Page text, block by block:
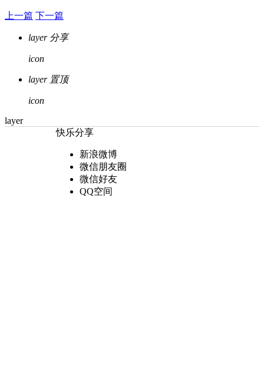
上一篇 下一篇
layer 分享
icon
layer 置顶
icon
layer
快乐分享
新浪微博
微信朋友圈
微信好友
QQ空间